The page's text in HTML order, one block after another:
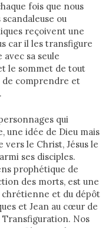
fois que nous
ou
reçoivent une
car il les transfigure
sa seule
le sommet de tout
de comprendre et
qui
une idée de Dieu mais
vers le Christ, Jésus le
ses disciples.
prophétique de
des morts, est une
et du dépôt
et Jean au cœur de
Nos